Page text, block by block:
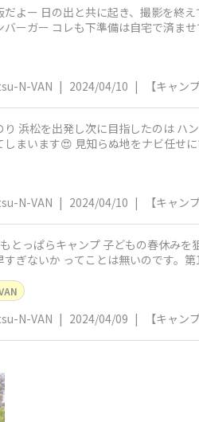
に起き、撮影を終えてからは朝ご飯作り 子ども達はベーコンいり
状態 ハンバーガーのパテは成形した物を
N-VAN | 2024/04/10 | 【キャン
ので どうし
島した♫ そこで、嫁さんから衝撃のひとこと 本社やん
N-VAN | 2024/04/10 | 【キャン
プ 子どもの春休みを狙って行ってきました 今回の往復走行距離
すぎないか ってことは無いのです。
N-VAN | 2024/04/09 | 【キャン